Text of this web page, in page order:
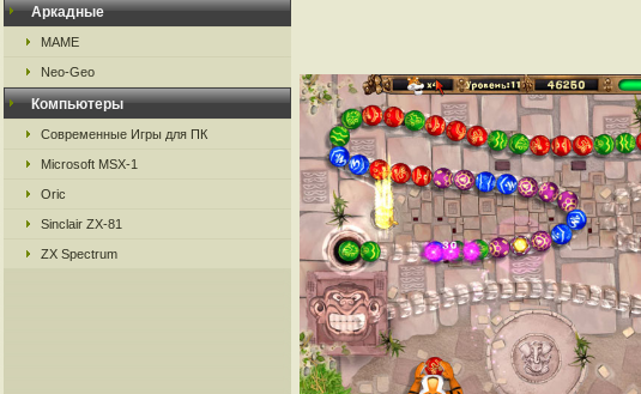
Аркадные
MAME
Neo-Geo
Компьютеры
Современные Игры для ПК
Microsoft MSX-1
Oric
Sinclair ZX-81
ZX Spectrum